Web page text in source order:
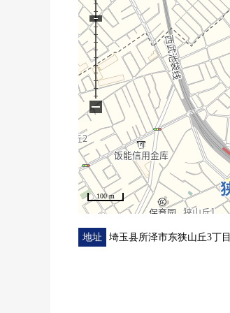
○ 也把周边环境以及周边施设合
○ 本房屋购置时出现的各项费用
制作记载的资金计划表吧。
○ 也一共接受移动(重新购买)需
○ 想要参观的顾客敬请垂询到负
100 m
−
地址 埼玉县所泽市东狭山丘3丁目